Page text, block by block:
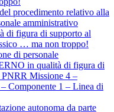
procedimento relativo alla
amministrativo
di figura di supporto al
… ma non troppo!
di personale
in qualità di figura di
Missione 4 –
Componente 1 – Linea di
autonoma da parte